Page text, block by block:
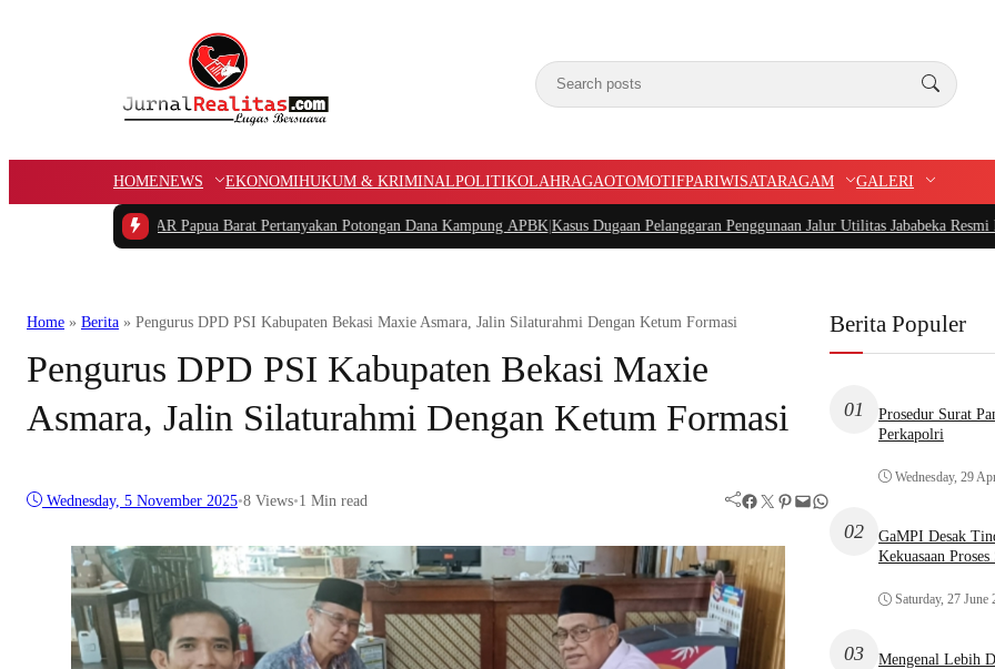
HOMENEWS EKONOMIHUKUM & KRIMINALPOLITIKOLAHRAGAOTOMOTIFPARIWISATARAGAM GALERI
Ketua PIDAR Papua Barat Pertanyakan Potongan Dana Kampung APBK|Kasus Dugaan Pelanggaran Penggunaan Jalur Utilitas Jababeka Resmi Naik ke
Home » Berita » Pengurus DPD PSI Kabupaten Bekasi Maxie Asmara, Jalin Silaturahmi Dengan Ketum Formasi
Pengurus DPD PSI Kabupaten Bekasi Maxie
Asmara, Jalin Silaturahmi Dengan Ketum Formasi
Wednesday, 5 November 2025•8 Views•1 Min read Facebook Twitter Pinterest Mail WhatsApp
Berita Populer
01
Prosedur Surat
Perkapolri
Wednesday, 29
02
GaMPI Desak
Kekuasaan
Saturday, 27 June
03
Mengenal Lebih